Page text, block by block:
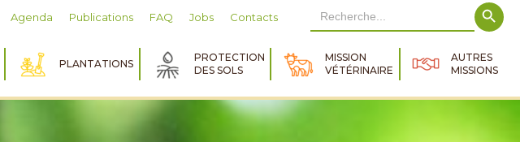
Agenda Publications FAQ Jobs Contacts
for:
PLANTATIONS
PROTECTION
DES SOLS
MISSION
VÉTÉRINAIRE
AUTRES
MISSIONS